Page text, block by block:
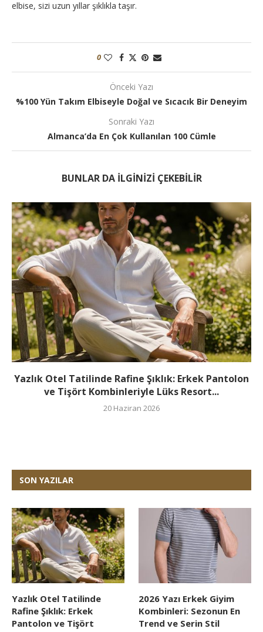
elbise, sizi uzun yıllar şıklıkla taşır.
0
Önceki Yazı
%100 Yün Takım Elbiseyle Doğal ve Sıcacık Bir Deneyim
Sonraki Yazı
Almanca’da En Çok Kullanılan 100 Cümle
BUNLAR DA ILGINIZI ÇEKEBILIR
Yazlık Otel Tatilinde Rafine Şıklık: Erkek Pantolon
ve Tişört Kombinleriyle Lüks Resort...
20 Haziran 2026
SON YAZILAR
Yazlık Otel Tatilinde
Rafine Şıklık: Erkek
Pantolon ve Tişört
2026 Yazı Erkek Giyim
Kombinleri: Sezonun En
Trend ve Serin Stil